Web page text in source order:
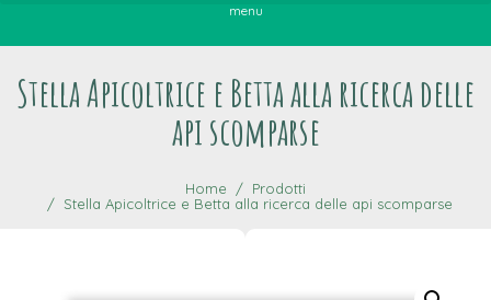
menu
Stella Apicoltrice e Betta alla ricerca delle
api scomparse
Home
Prodotti
Stella Apicoltrice e Betta alla ricerca delle api scomparse